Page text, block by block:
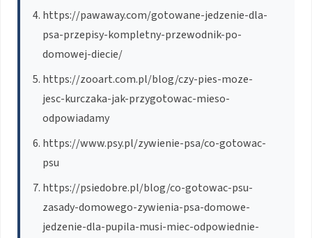
https://pawaway.com/gotowane-jedzenie-dla-
psa-przepisy-kompletny-przewodnik-po-
domowej-diecie/
https://zooart.com.pl/blog/czy-pies-moze-
jesc-kurczaka-jak-przygotowac-mieso-
odpowiadamy
https://www.psy.pl/zywienie-psa/co-gotowac-
psu
https://psiedobre.pl/blog/co-gotowac-psu-
zasady-domowego-zywienia-psa-domowe-
jedzenie-dla-pupila-musi-miec-odpowiednie-